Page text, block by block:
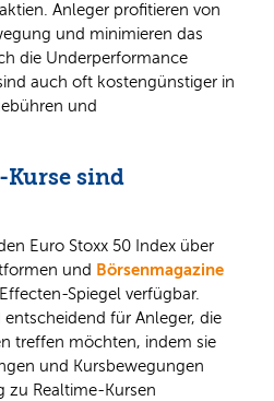
Anleger profitieren von
und minimieren das
die Underperformance
auch oft kostengünstiger in
und
Kurse sind
Euro Stoxx 50 Index über
und Börsenmagazine
Spiegel verfügbar.
entscheidend für Anleger, die
treffen möchten, indem sie
und Kursbewegungen
zu Realtime-Kursen